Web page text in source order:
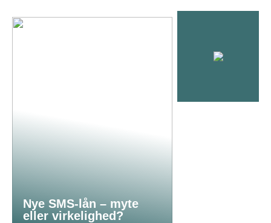
Nye SMS-lån – myte
eller virkelighed?